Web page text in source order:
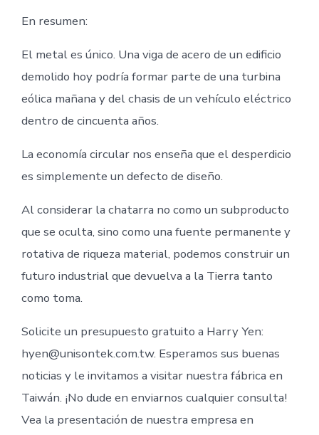
En resumen:
El metal es único. Una viga de acero de un edificio
demolido hoy podría formar parte de una turbina
eólica mañana y del chasis de un vehículo eléctrico
dentro de cincuenta años.
La economía circular nos enseña que el desperdicio
es simplemente un defecto de diseño.
Al considerar la chatarra no como un subproducto
que se oculta, sino como una fuente permanente y
rotativa de riqueza material, podemos construir un
futuro industrial que devuelva a la Tierra tanto
como toma.
Solicite un presupuesto gratuito a Harry Yen:
hyen@unisontek.com.tw. Esperamos sus buenas
noticias y le invitamos a visitar nuestra fábrica en
Taiwán. ¡No dude en enviarnos cualquier consulta!
Vea la presentación de nuestra empresa en